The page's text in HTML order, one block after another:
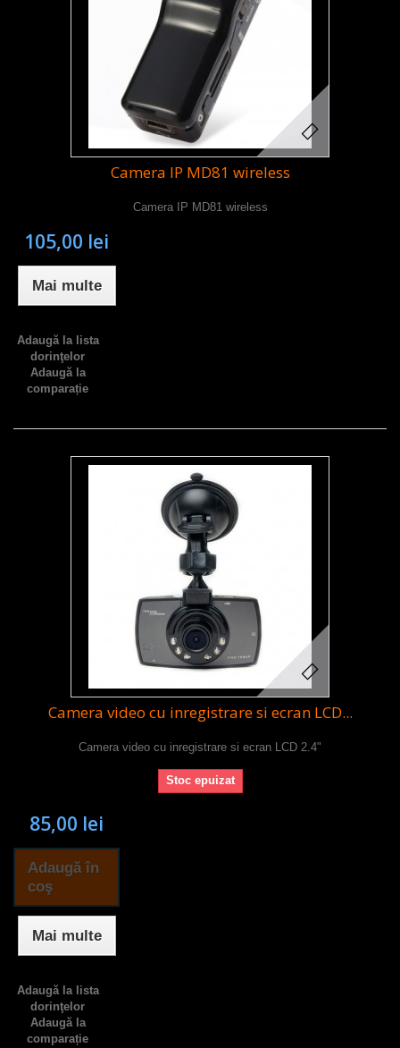
Camera IP MD81 wireless
Camera IP MD81 wireless
105,00 lei
Mai multe
Adaugă la lista
dorinţelor
Adaugă la
comparație
Camera video cu inregistrare si ecran LCD...
Camera video cu inregistrare si ecran LCD 2.4"
Stoc epuizat
85,00 lei
Adaugă în
coş
Mai multe
Adaugă la lista
dorinţelor
Adaugă la
comparație